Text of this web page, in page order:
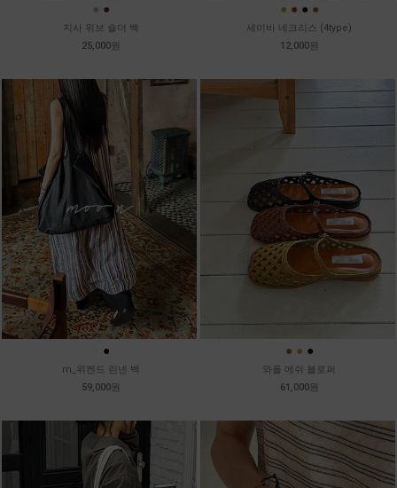
● ●
지사 위브 숄더 백
25,000원
● ● ● ●
세이바 네크리스 (4type)
12,000원
●
m_위켄드 린넨 백
59,000원
● ● ●
와플 메쉬 블로퍼
61,000원